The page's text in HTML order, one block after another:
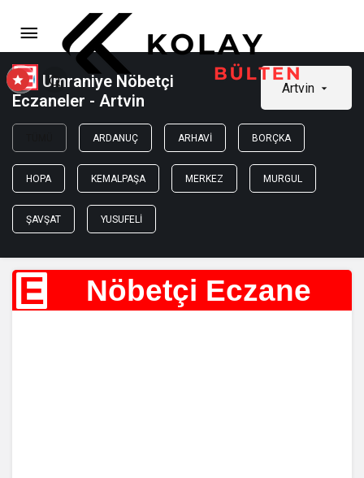
Umraniye Nöbetçi
Eczaneler - Artvin
Artvin
ARDANUÇ ARHAVI BORÇKA
HOPA KEMALPAŞA MERKEZ MURGUL
ŞAVŞAT YUSUFELI
E Nöbetçi Eczane